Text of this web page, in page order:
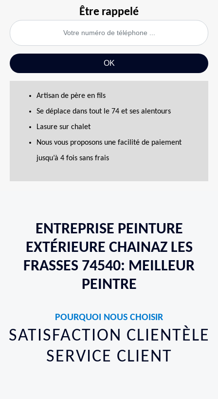
Être rappelé
Artisan de père en fils
Se déplace dans tout le 74 et ses alentours
Lasure sur chalet
Nous vous proposons une facilité de paiement
jusqu’à 4 fois sans frais
ENTREPRISE PEINTURE
EXTÉRIEURE CHAINAZ LES
FRASSES 74540: MEILLEUR
PEINTRE
POURQUOI NOUS CHOISIR
SATISFACTION CLIENTÈLE
SERVICE CLIENT